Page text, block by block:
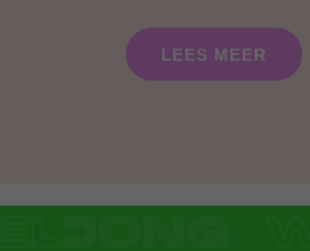
LEES MEER